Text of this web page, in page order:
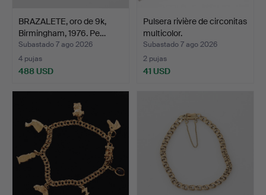
BRAZALETE, oro de 9k,
Birmingham, 1976. Pe…
Subastado 7 ago 2026
4 pujas
488 USD
Pulsera rivière de circonitas
multicolor.
Subastado 7 ago 2026
2 pujas
41 USD